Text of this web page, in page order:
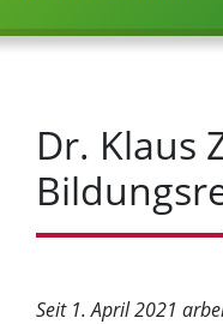
Dr. Klaus
Seit 1. April 2021